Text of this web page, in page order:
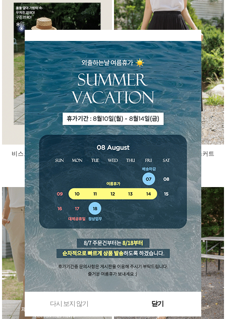
비스코스 인견 아이스 반팔 가디건
45,000원
걸을때마다 예쁜 말랑 밴딩 스커트
다시 보지 않기 닫기